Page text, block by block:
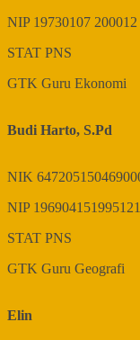
NIP 19730107
STAT PNS
GTK Guru Ekonomi
Budi Harto, S.Pd
NIK
NIP
STAT PNS
GTK Guru Geografi
Elin